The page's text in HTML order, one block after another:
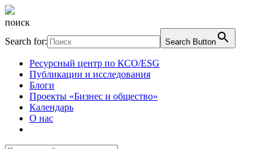
поиск
Search for:
Search Button
Ресурсный центр по КСО/ESG
Публикации и исследования
Блоги
Проекты «Бизнес и общество»
Календарь
О нас